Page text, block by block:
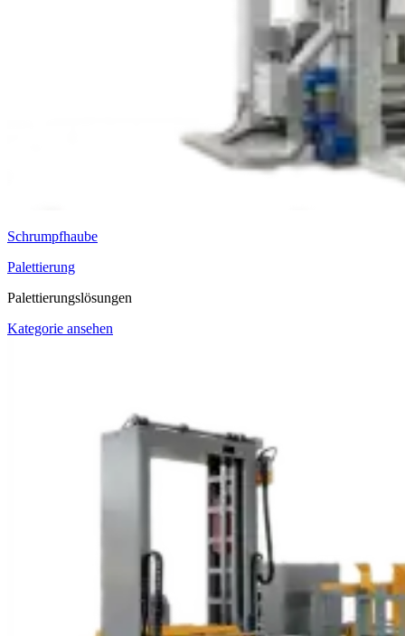
Schrumpfhaube
Palettierung
Palettierungslösungen
Kategorie ansehen